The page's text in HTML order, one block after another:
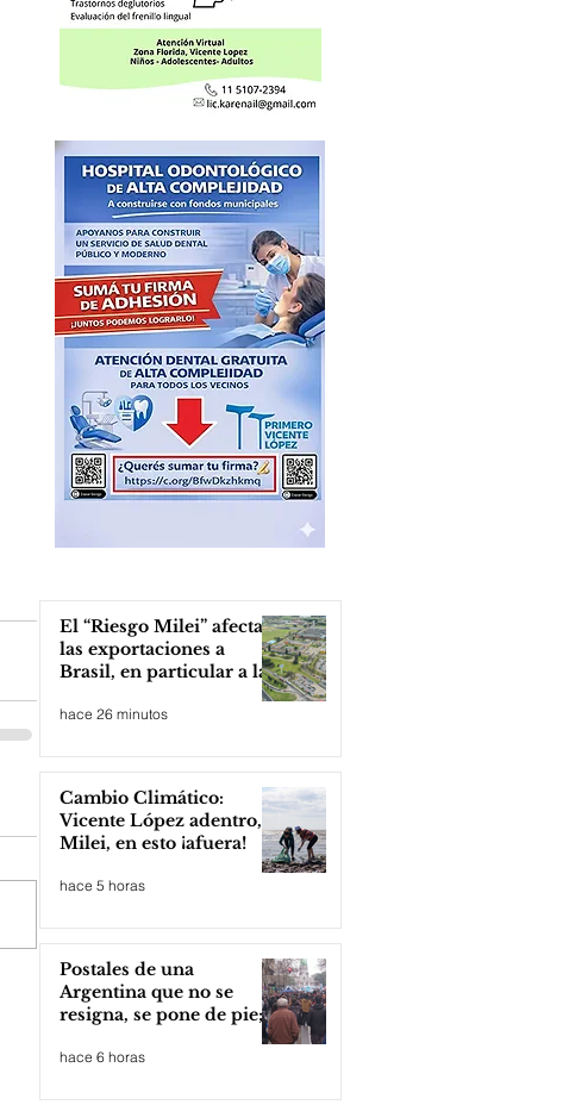
El “Riesgo Milei” afecta
las exportaciones a
Brasil, en particular a la
industria automotriz de
la provincia
hace 26 minutos
Cambio Climático:
Vicente López adentro,
Milei, en esto ¡afuera!
hace 5 horas
Postales de una
Argentina que no se
resigna, se pone de pie;
hace 6 horas